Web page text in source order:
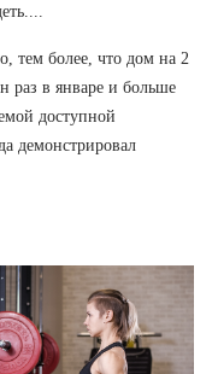
тем более, что дом на 2
раз в январе и больше
доступной
демонстрировал